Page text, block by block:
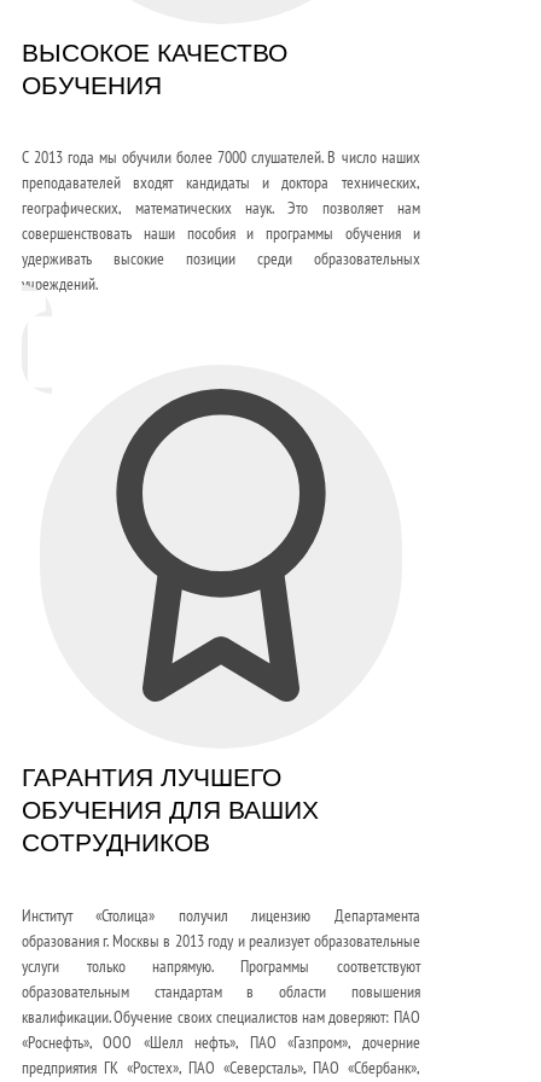
ВЫСОКОЕ КАЧЕСТВО
ОБУЧЕНИЯ
С 2013 года мы обучили более 7000 слушателей. В число наших
преподавателей входят кандидаты и доктора технических,
географических, математических наук. Это позволяет нам
совершенствовать наши пособия и программы обучения и
удерживать высокие позиции среди образовательных
учреждений.
ГАРАНТИЯ ЛУЧШЕГО
ОБУЧЕНИЯ ДЛЯ ВАШИХ
СОТРУДНИКОВ
Институт «Столица» получил лицензию Департамента
образования г. Москвы в 2013 году и реализует образовательные
услуги только напрямую. Программы соответствуют
образовательным стандартам в области повышения
квалификации. Обучение своих специалистов нам доверяют: ПАО
«Роснефть», ООО «Шелл нефть», ПАО «Газпром», дочерние
предприятия ГК «Ростех», ПАО «Северсталь», ПАО «Сбербанк»,